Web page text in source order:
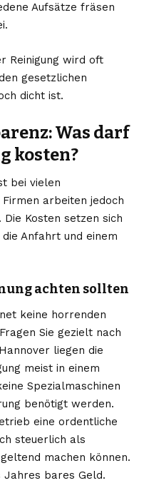
Aufsätze fräsen
Reinigung wird oft
gesetzlichen
dicht ist.
Was darf
kosten?
bei vielen
arbeiten jedoch
Kosten setzen sich
Anfahrt und einem
achten sollten
keine horrenden
Sie gezielt nach
liegen die
meist in einem
Spezialmaschinen
benötigt werden.
eine ordentliche
steuerlich als
machen können.
Jahres bares Geld.